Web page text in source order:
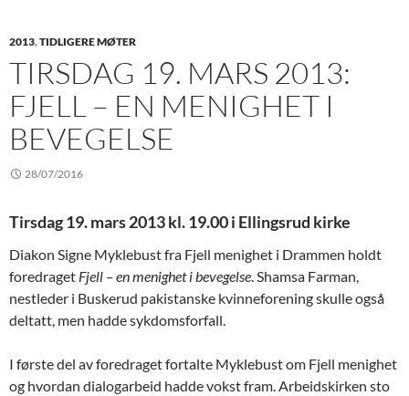
2013,TIDLIGERE MØTER
TIRSDAG 19. MARS 2013:
FJELL – EN MENIGHET I
BEVEGELSE
28/07/2016
Tirsdag 19. mars 2013 kl. 19.00 i Ellingsrud kirke
Diakon Signe Myklebust fra Fjell menighet i Drammen holdt
foredraget Fjell – en menighet i bevegelse. Shamsa Farman,
nestleder i Buskerud pakistanske kvinneforening skulle også
deltatt, men hadde sykdomsforfall.
I første del av foredraget fortalte Myklebust om Fjell menighet
og hvordan dialogarbeid hadde vokst fram. Arbeidskirken sto